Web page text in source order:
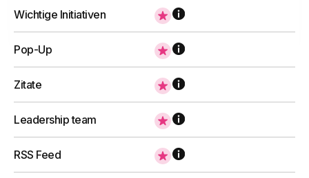
Analytics integriert werden, um die
Datenerfassung und -analyse zu
zentralisieren.
Integration mit Microsoft Viva
oder erfahren Sie mehr
Pläne vergleichen
Wichtige Initiativen
Pop-Up
Zitate
Leadership team
RSS Feed